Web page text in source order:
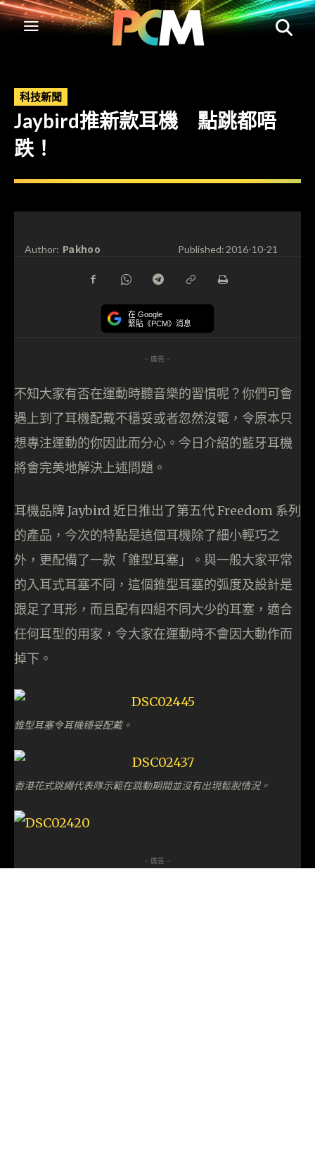
科技新聞
Jaybird推新款耳機 點跳都唔
跌！
Author: Pakhoo Published:2016-10-21
在 Google
緊貼《PCM》消息
- 廣告 -
不知大家有否在運動時聽音樂的習慣呢？你們可會
遇上到了耳機配戴不穩妥或者忽然沒電，令原本只
想專注運動的你因此而分心。今日介紹的藍牙耳機
將會完美地解決上述問題。
耳機品牌 Jaybird 近日推出了第五代 Freedom 系列
的產品，今次的特點是這個耳機除了細小輕巧之
外，更配備了一款「錐型耳塞」。與一般大家平常
的入耳式耳塞不同，這個錐型耳塞的弧度及設計是
跟足了耳形，而且配有四組不同大少的耳塞，適合
任何耳型的用家，令大家在運動時不會因大動作而
掉下。
錐型耳塞令耳機穩妥配戴。
香港花式跳繩代表隊示範在跳動期間並沒有出現鬆脫情況。
- 廣告 -